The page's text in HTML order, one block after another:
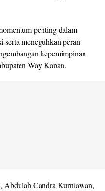
penting dalam
serta meneguhkan peran
kepemimpinan
Way Kanan.
Abdulah Candra Kurniawan,